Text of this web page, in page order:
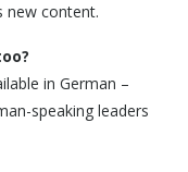
new content.
in German –
speaking leaders